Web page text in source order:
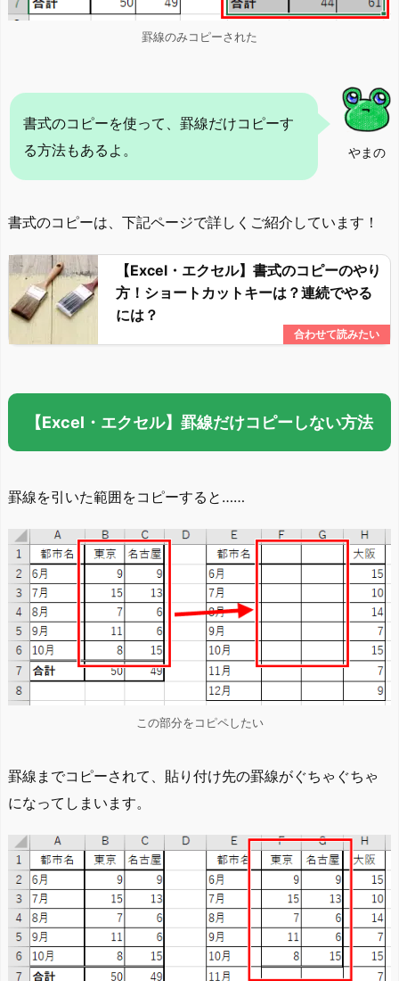
罫線のみコピーされた
やまの
書式のコピーを使って、罫線だけコピーす
る方法もあるよ。
書式のコピーは、下記ページで詳しくご紹介しています！
【Excel・エクセル】書式のコピーのやり
方！ショートカットキーは？連続でやる
には？
【Excel・エクセル】罫線だけコピーしない方法
罫線を引いた範囲をコピーすると……
この部分をコピペしたい
罫線までコピーされて、貼り付け先の罫線がぐちゃぐちゃ
になってしまいます。